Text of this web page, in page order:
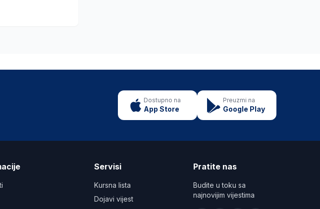
Dostupno na
App Store
Preuzmi na
Google Play
Servisi
Kursna lista
Dojavi vijest
Pratite nas
Budite u toku sa
najnovijim vijestima